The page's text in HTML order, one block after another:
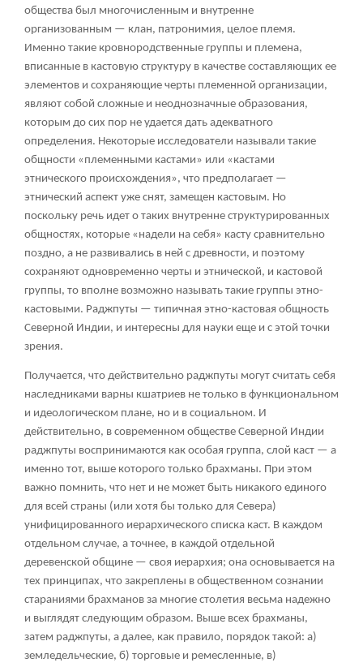
общества был многочисленным и внутренне
организованным — клан, патронимия, целое племя.
Именно такие кровнородственные группы и племена,
вписанные в кастовую структуру в качестве составляющих ее
элементов и сохраняющие черты племенной организации,
являют собой сложные и неоднозначные образования,
которым до сих пор не удается дать адекватного
определения. Некоторые исследователи называли такие
общности «племенными кастами» или «кастами
этнического происхождения», что предполагает —
этнический аспект уже снят, замещен кастовым. Но
поскольку речь идет о таких внутренне структурированных
общностях, которые «надели на себя» касту сравнительно
поздно, а не развивались в ней с древности, и поэтому
сохраняют одновременно черты и этнической, и кастовой
группы, то вполне возможно называть такие группы этно-
кастовыми. Раджпуты — типичная этно-кастовая общность
Северной Индии, и интересны для науки еще и с этой точки
зрения.
Получается, что действительно раджпуты могут считать себя
наследниками варны кшатриев не только в функциональном
и идеологическом плане, но и в социальном. И
действительно, в современном обществе Северной Индии
раджпуты воспринимаются как особая группа, слой каст — а
именно тот, выше которого только брахманы. При этом
важно помнить, что нет и не может быть никакого единого
для всей страны (или хотя бы только для Севера)
унифицированного иерархического списка каст. В каждом
отдельном случае, а точнее, в каждой отдельной
деревенской общине — своя иерархия; она основывается на
тех принципах, что закреплены в общественном сознании
стараниями брахманов за многие столетия весьма надежно
и выглядят следующим образом. Выше всех брахманы,
затем раджпуты, а далее, как правило, порядок такой: а)
земледельческие, б) торговые и ремесленные, в)